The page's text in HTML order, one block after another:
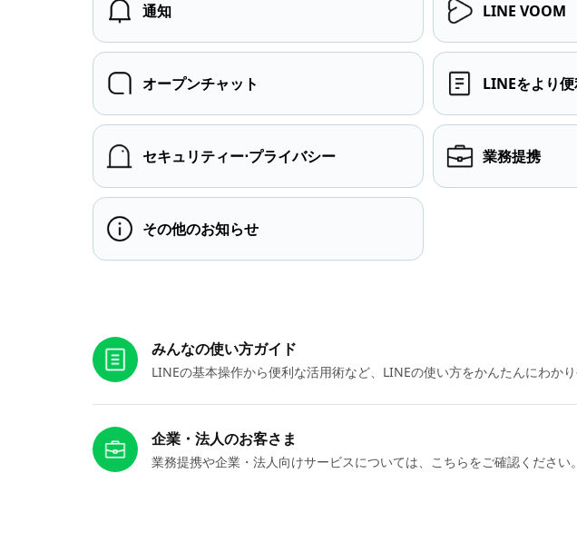
通知 LINE VOOM
オープンチャット LINEをより便
セキュリティー⋅プライバシー 業務提携
その他のお知らせ
みんなの使い方ガイド
LINEの基本操作から便利な活用術など、LINEの使い方をかんたんにわかり
企業・法人のお客さま
業務提携や企業・法人向けサービスについては、こちらをご確認ください。